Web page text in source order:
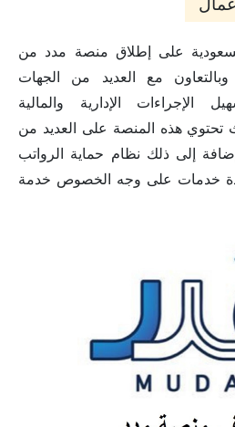
على إطلاق منصة مدد من
وبالتعاون مع العديد من الجهات
الإجراءات الإدارية والمالية
تحتوي هذه المنصة على العديد من
إلى ذلك نظام حماية الرواتب
عدة خدمات على وجه الخصوص خدمة